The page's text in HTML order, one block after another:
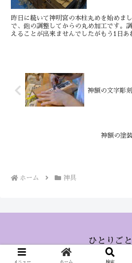
昨日に続いて神明宮の本柱丸めを始めま
で、鉋の調整してからの丸め加工です。
えることが出来ませんでしたがもう1日
神額の文字彫刻
神額の塗
ホーム 神具
ひとりごと
© 2015 ひとりご
メニュー ホーム 検索